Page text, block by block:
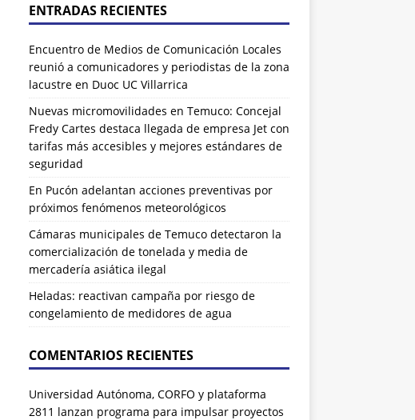
ENTRADAS RECIENTES
Encuentro de Medios de Comunicación Locales
reunió a comunicadores y periodistas de la zona
lacustre en Duoc UC Villarrica
Nuevas micromovilidades en Temuco: Concejal
Fredy Cartes destaca llegada de empresa Jet con
tarifas más accesibles y mejores estándares de
seguridad
En Pucón adelantan acciones preventivas por
próximos fenómenos meteorológicos
Cámaras municipales de Temuco detectaron la
comercialización de tonelada y media de
mercadería asiática ilegal
Heladas: reactivan campaña por riesgo de
congelamiento de medidores de agua
COMENTARIOS RECIENTES
Universidad Autónoma, CORFO y plataforma
2811 lanzan programa para impulsar proyectos